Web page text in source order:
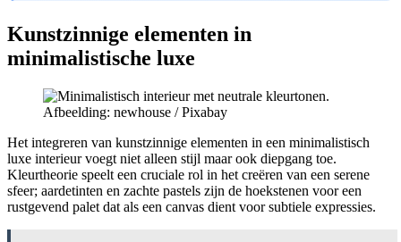
Kunstzinnige elementen in
minimalistische luxe
Afbeelding: newhouse / Pixabay
Het integreren van kunstzinnige elementen in een minimalistisch
luxe interieur voegt niet alleen stijl maar ook diepgang toe.
Kleurtheorie speelt een cruciale rol in het creëren van een serene
sfeer; aardetinten en zachte pastels zijn de hoekstenen voor een
rustgevend palet dat als een canvas dient voor subtiele expressies.